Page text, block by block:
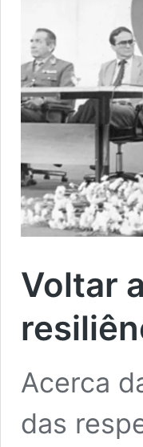
Voltar
Acerca
das